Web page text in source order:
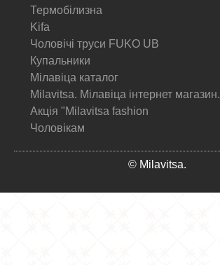
Термобілизна
Kifa
Чоловічі труси FUKO UB
Купальники
Мілавіца каталог
Milavitsa. Мілавіца інтернет магазин.
Акція "Milavitsa fashion
Чоловікам
© Milavitsa.